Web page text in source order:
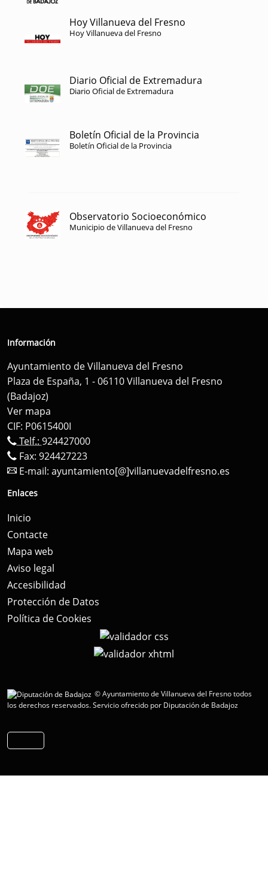
Hoy Villanueva del Fresno
Hoy Villanueva del Fresno
Diario Oficial de Extremadura
Diario Oficial de Extremadura
Boletín Oficial de la Provincia
Boletín Oficial de la Provincia
Observatorio Socioeconómico
Municipio de Villanueva del Fresno
Información
Ayuntamiento de Villanueva del Fresno
Plaza de España, 1 - 06110 Villanueva del Fresno
(Badajoz)
Ver mapa
CIF: P0615400I
Telf.: 924427000
Fax: 924427223
E-mail: ayuntamiento[@]villanuevadelfresno.es
Enlaces
Inicio
Contacte
Mapa web
Aviso legal
Accesibilidad
Protección de Datos
Política de Cookies
© Ayuntamiento de Villanueva del Fresno todos
los derechos reservados.Servicio ofrecido por Diputación de Badajoz